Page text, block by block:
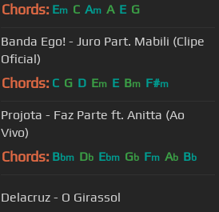
Chords: Em C Am A E G
Banda Ego! - Juro Part. Mabili (Clipe
Oficial)
Chords: C G D Em E Bm F#m
Projota - Faz Parte ft. Anitta (Ao
Vivo)
Chords: Bbm Db Ebm Gb Fm Ab Bb
Delacruz - O Girassol